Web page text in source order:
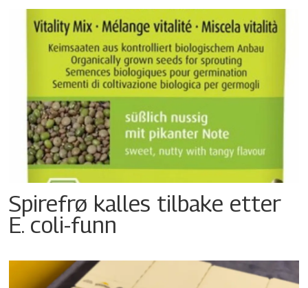
Spirefrø kalles tilbake etter
E. coli-funn